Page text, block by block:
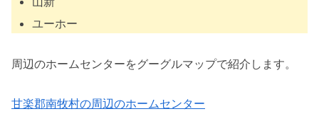
ユーホー
周辺のホームセンターをグーグルマップで紹介します。
甘楽郡南牧村の周辺のホームセンター